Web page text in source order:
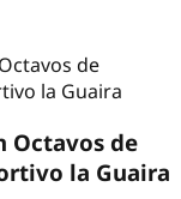
de
la Guaira
Octavos de
la Guaira